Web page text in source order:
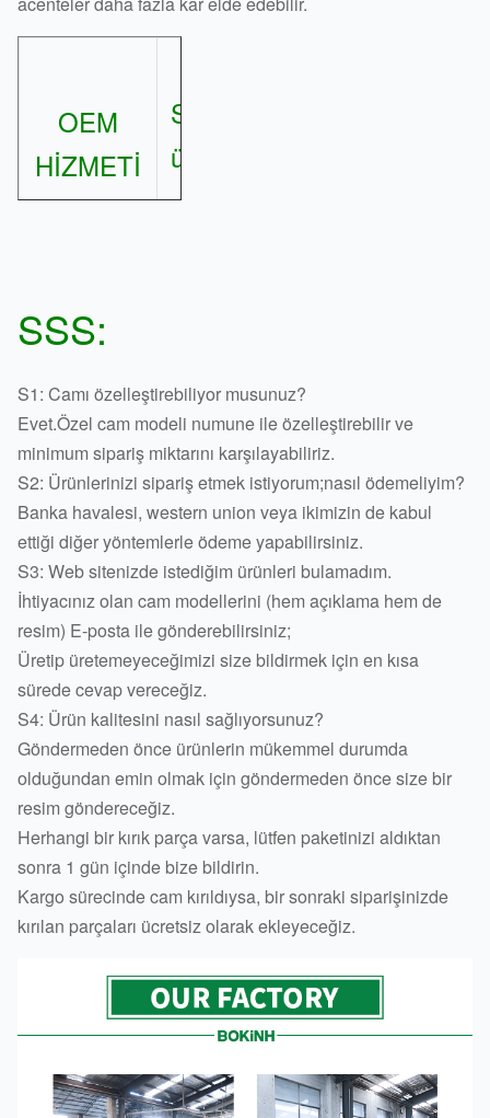
OEM
HİZMETİ
Sertifikalı
ürünler
Hızlı ve
teslimat
hizmetleri
ekskavatör
camı
bölgeye
ihraç
edildi
SSS:
S1: Camı özelleştirebiliyor musunuz?
Evet.Özel cam modeli numune ile özelleştirebilir ve
minimum sipariş miktarını karşılayabiliriz.
S2: Ürünlerinizi sipariş etmek istiyorum;nasıl ödemeliyim?
Banka havalesi, western union veya ikimizin de kabul
ettiği diğer yöntemlerle ödeme yapabilirsiniz.
S3: Web sitenizde istediğim ürünleri bulamadım.
İhtiyacınız olan cam modellerini (hem açıklama hem de
resim) E-posta ile gönderebilirsiniz;
Üretip üretemeyeceğimizi size bildirmek için en kısa
sürede cevap vereceğiz.
S4: Ürün kalitesini nasıl sağlıyorsunuz?
Göndermeden önce ürünlerin mükemmel durumda
olduğundan emin olmak için göndermeden önce size bir
resim göndereceğiz.
Herhangi bir kırık parça varsa, lütfen paketinizi aldıktan
sonra 1 gün içinde bize bildirin.
Kargo sürecinde cam kırıldıysa, bir sonraki siparişinizde
kırılan parçaları ücretsiz olarak ekleyeceğiz.